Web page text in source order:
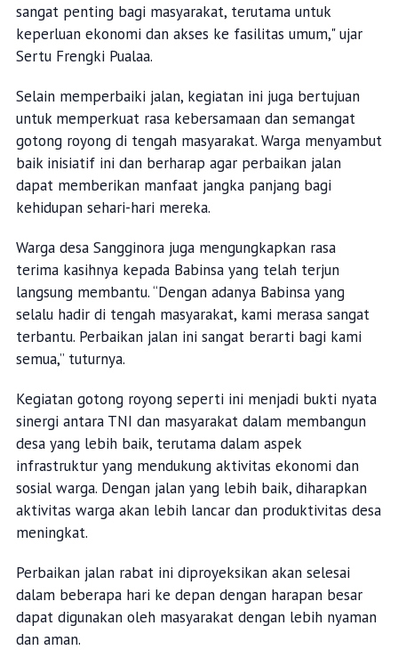
sangat penting bagi masyarakat, terutama untuk
keperluan ekonomi dan akses ke fasilitas umum," ujar
Sertu Frengki Pualaa.
Selain memperbaiki jalan, kegiatan ini juga bertujuan
untuk memperkuat rasa kebersamaan dan semangat
gotong royong di tengah masyarakat. Warga menyambut
baik inisiatif ini dan berharap agar perbaikan jalan
dapat memberikan manfaat jangka panjang bagi
kehidupan sehari-hari mereka.
Warga desa Sangginora juga mengungkapkan rasa
terima kasihnya kepada Babinsa yang telah terjun
langsung membantu. “Dengan adanya Babinsa yang
selalu hadir di tengah masyarakat, kami merasa sangat
terbantu. Perbaikan jalan ini sangat berarti bagi kami
semua,” tuturnya.
Kegiatan gotong royong seperti ini menjadi bukti nyata
sinergi antara TNI dan masyarakat dalam membangun
desa yang lebih baik, terutama dalam aspek
infrastruktur yang mendukung aktivitas ekonomi dan
sosial warga. Dengan jalan yang lebih baik, diharapkan
aktivitas warga akan lebih lancar dan produktivitas desa
meningkat.
Perbaikan jalan rabat ini diproyeksikan akan selesai
dalam beberapa hari ke depan dengan harapan besar
dapat digunakan oleh masyarakat dengan lebih nyaman
dan aman.